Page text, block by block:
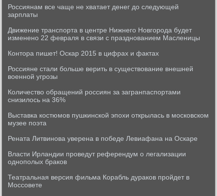
Россиянам все чаще не хватает денег до следующей
зарплаты
Движение транспорта в центре Нижнего Новгорода будет
изменено 22 февраля в связи с празднованием Масленицы
Контора пишет! Оскар 2015 в цифрах и фактах
Россияне стали больше верить в существование внешней
военной угрозы
Количество обращений россиян за загранпаспортами
снизилось на 36%
Выставка костюмов пушкинской эпохи открылась в московском
музее поэта
Рената Литвинова уверена в победе Левиафана на Оскаре
Власти Ирландии проведут референдум о легализации
однополых браков
Театральная версия фильма Корабль дураков пройдет в
Моссовете